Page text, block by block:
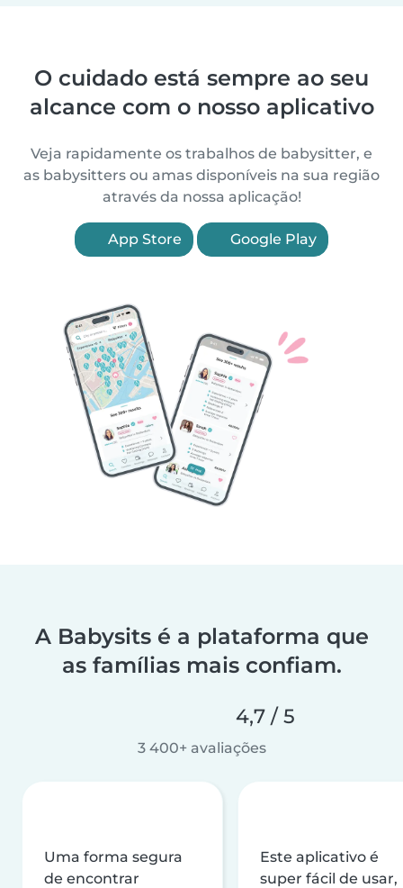
O cuidado está sempre ao seu
alcance com o nosso aplicativo
Veja rapidamente os trabalhos de babysitter, e
as babysitters ou amas disponíveis na sua região
através da nossa aplicação!
App Store Google Play
A Babysits é a plataforma que
as famílias mais confiam.
4,7 / 5
3 400+ avaliações
Uma forma segura
de encontrar
Este aplicativo é
super fácil de usar,